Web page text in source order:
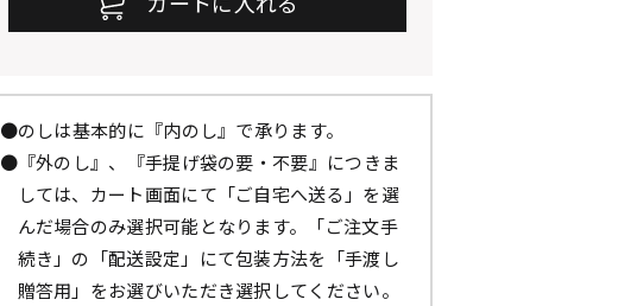
●のしは基本的に『内のし』で承ります。
●『外のし』、『手提げ袋の要・不要』につきま
しては、カート画面にて「ご自宅へ送る」を選
んだ場合のみ選択可能となります。「ご注文手
続き」の「配送設定」にて包装方法を「手渡し
贈答用」をお選びいただき選択してください。